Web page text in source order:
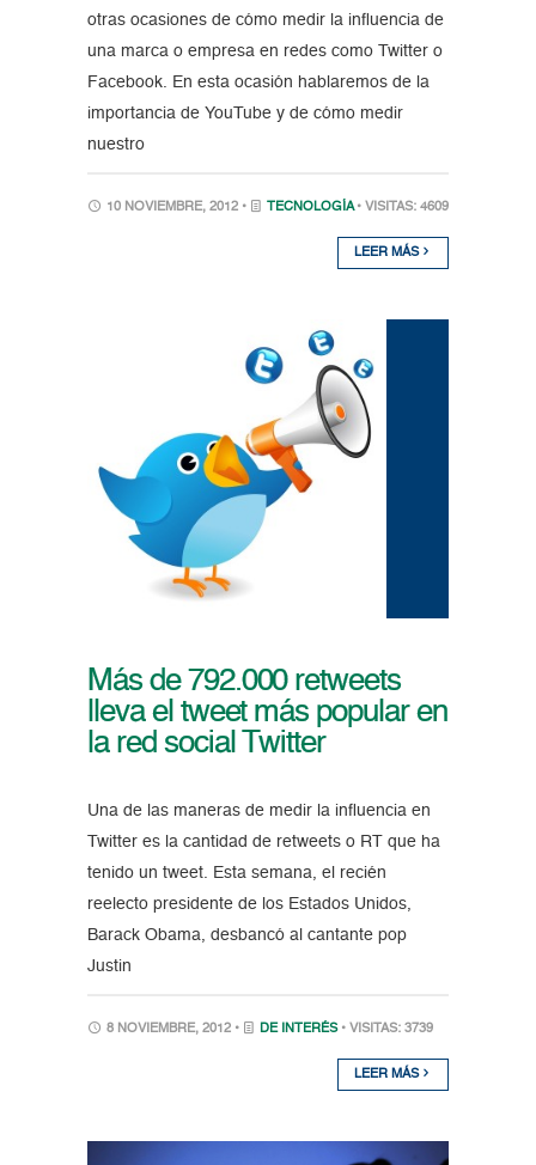
otras ocasiones de cómo medir la influencia de
una marca o empresa en redes como Twitter o
Facebook. En esta ocasión hablaremos de la
importancia de YouTube y de cómo medir
nuestro
10 NOVIEMBRE, 2012 • TECNOLOGÍA • VISITAS: 4609
LEER MÁS
Más de 792.000 retweets
lleva el tweet más popular en
la red social Twitter
Una de las maneras de medir la influencia en
Twitter es la cantidad de retweets o RT que ha
tenido un tweet. Esta semana, el recién
reelecto presidente de los Estados Unidos,
Barack Obama, desbancó al cantante pop
Justin
8 NOVIEMBRE, 2012 • DE INTERÉS • VISITAS: 3739
LEER MÁS